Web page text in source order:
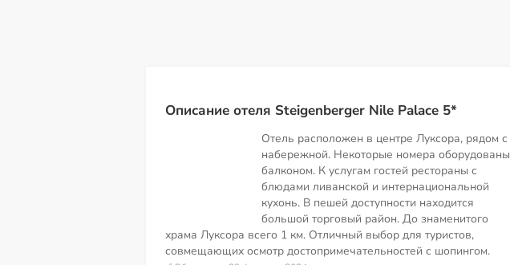
Описание отеля Steigenberger Nile Palace 5*
Отель расположен в центре Луксора, рядом с
набережной. Некоторые номера оборудованы
балконом. К услугам гостей рестораны с
блюдами ливанской и интернациональной
кухонь. В пешей доступности находится
большой торговый район. До знаменитого
храма Луксора всего 1 км. Отличный выбор для туристов,
совмещающих осмотр достопримечательностей с шопингом.